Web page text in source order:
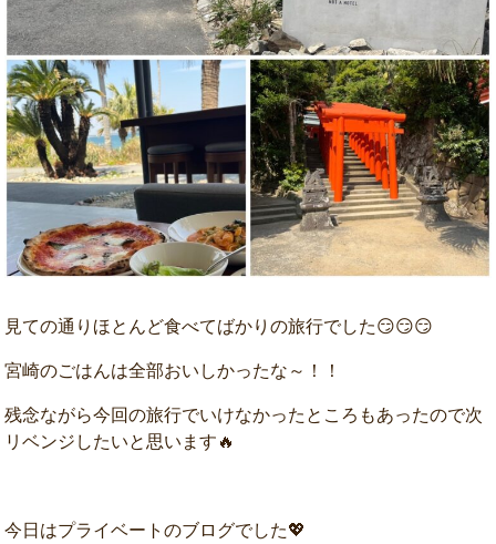
見ての通りほとんど食べてばかりの旅行でした😏😏😏
宮崎のごはんは全部おいしかったな～！！
残念ながら今回の旅行でいけなかったところもあったので次
リベンジしたいと思います🔥
今日はプライベートのブログでした💖